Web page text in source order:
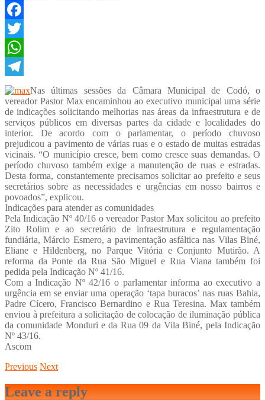
Facebook
Twitter
WhatsApp
Telegram
Nas últimas sessões da Câmara Municipal de Codó, o
vereador Pastor Max encaminhou ao executivo municipal uma série
de indicações solicitando melhorias nas áreas da infraestrutura e de
serviços públicos em diversas partes da cidade e localidades do
interior. De acordo com o parlamentar, o período chuvoso
prejudicou a pavimento de várias ruas e o estado de muitas estradas
vicinais. “O município cresce, bem como cresce suas demandas. O
período chuvoso também exige a manutenção de ruas e estradas.
Desta forma, constantemente precisamos solicitar ao prefeito e seus
secretários sobre as necessidades e urgências em nosso bairros e
povoados”, explicou.
Indicações para atender as comunidades
Pela Indicação Nº 40/16 o vereador Pastor Max solicitou ao prefeito
Zito Rolim e ao secretário de infraestrutura e regulamentação
fundiária, Márcio Esmero, a pavimentação asfáltica nas Vilas Biné,
Eliane e Hildenberg, no Parque Vitória e Conjunto Mutirão. A
reforma da Ponte da Rua São Miguel e Rua Viana também foi
pedida pela Indicação Nº 41/16.
Com a Indicação Nº 42/16 o parlamentar informa ao executivo a
urgência em se enviar uma operação ‘tapa buracos’ nas ruas Bahia,
Padre Cícero, Francisco Bernardino e Rua Teresina. Max também
enviou à prefeitura a solicitação de colocação de iluminação pública
da comunidade Monduri e da Rua 09 da Vila Biné, pela Indicação
Nº 43/16.
Ascom
Previous Next
Leave a reply